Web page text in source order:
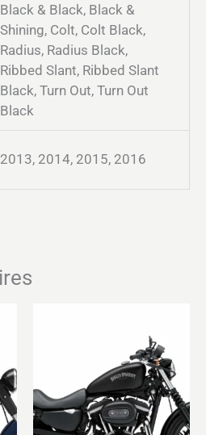
Black & Black, Black &
Shining, Colt, Colt Black,
Radius, Radius Black,
Ribbed Slant, Ribbed Slant
Black, Turn Out, Turn Out
Black
2013, 2014, 2015, 2016